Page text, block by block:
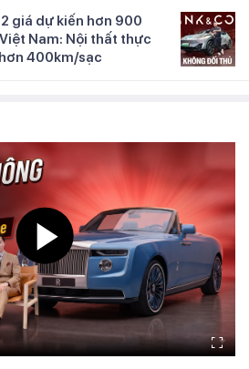
giá dự kiến hơn 900
Nam: Nội thất thực
400km/sạc